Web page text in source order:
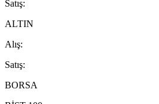
Satış:
ALTIN
Alış:
Satış:
BORSA